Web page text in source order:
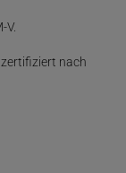
V.
nach